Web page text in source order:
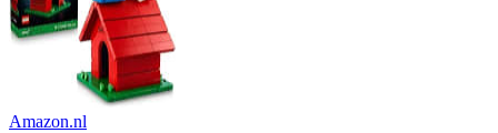
Amazon.nl